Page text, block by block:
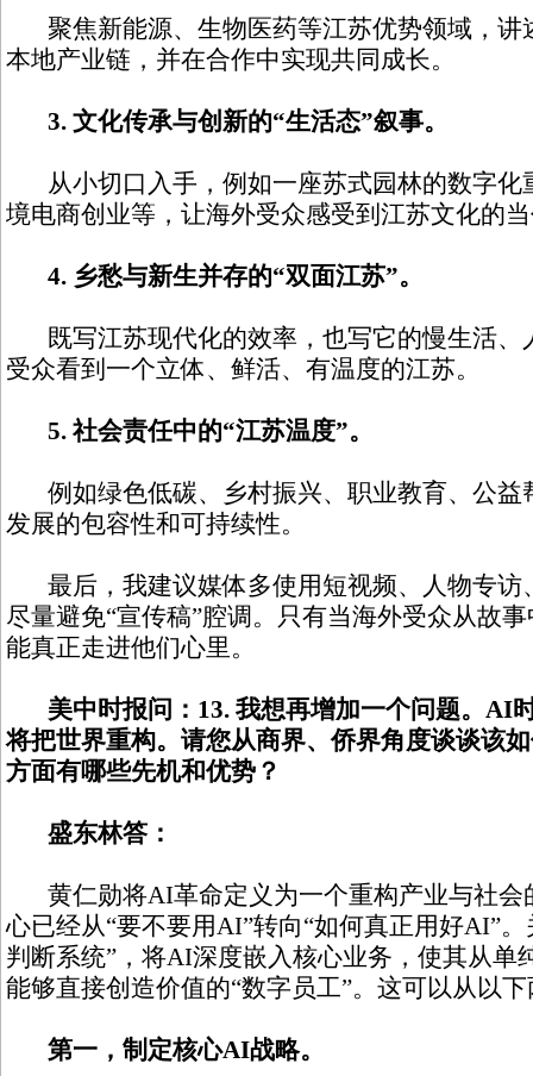
聚焦新能源、生物医药等江苏优势领域，讲
本地产业链，并在合作中实现共同成长。
3. 文化传承与创新的“生活态”叙事。
从小切口入手，例如一座苏式园林的数字化
境电商创业等，让海外受众感受到江苏文化的
4. 乡愁与新生并存的“双面江苏”。
既写江苏现代化的效率，也写它的慢生活、
受众看到一个立体、鲜活、有温度的江苏。
5. 社会责任中的“江苏温度”。
例如绿色低碳、乡村振兴、职业教育、公益
发展的包容性和可持续性。
最后，我建议媒体多使用短视频、人物专访
尽量避免“宣传稿”腔调。只有当海外受众从故
能真正走进他们心里。
美中时报问：13. 我想再增加一个问题。AI
将把世界重构。请您从商界、侨界角度谈谈该
方面有哪些先机和优势？
盛东林答：
黄仁勋将AI革命定义为一个重构产业与社会
心已经从“要不要用AI”转向“如何真正用好AI”
判断系统”，将AI深度嵌入核心业务，使其从单
能够直接创造价值的“数字员工”。这可以从以
第一，制定核心AI战略。